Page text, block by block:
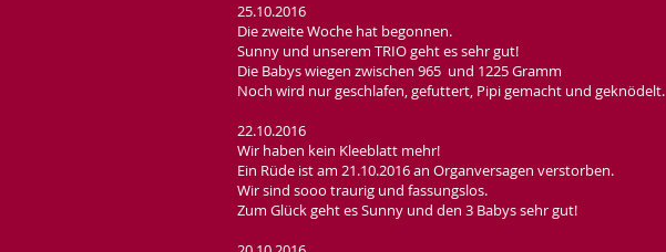
25.10.2016
Die zweite Woche hat begonnen.
Sunny und unserem TRIO geht es sehr gut!
Die Babys wiegen zwischen 965 und 1225 Gramm
Noch wird nur geschlafen, gefuttert, Pipi gemacht und geknödelt.
22.10.2016
Wir haben kein Kleeblatt mehr!
Ein Rüde ist am 21.10.2016 an Organversagen verstorben.
Wir sind sooo traurig und fassungslos.
Zum Glück geht es Sunny und den 3 Babys sehr gut!